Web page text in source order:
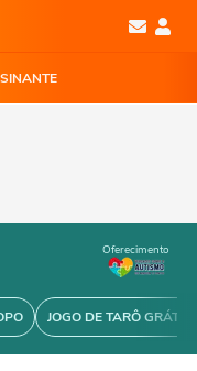
JOGO DE TARÔ GRÁTIS
Oferecimento